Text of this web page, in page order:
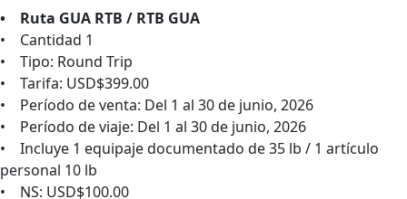
• Ruta GUA RTB / RTB GUA
• Cantidad 1
• Tipo: Round Trip
• Tarifa: USD$399.00
• Período de venta: Del 1 al 30 de junio, 2026
• Período de viaje: Del 1 al 30 de junio, 2026
• Incluye 1 equipaje documentado de 35 lb / 1 artículo
personal 10 lb
• NS: USD$100.00